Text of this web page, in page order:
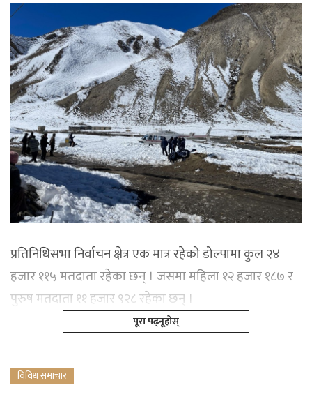
प्रतिनिधिसभा निर्वाचन क्षेत्र एक मात्र रहेको डोल्पामा कुल २४
हजार ११५ मतदाता रहेका छन् । जसमा महिला १२ हजार १८७ र
पुरुष मतदाता ११ हजार ९२८ रहेका छन् ।
पूरा पढ्नूहोस्
विविध समाचार